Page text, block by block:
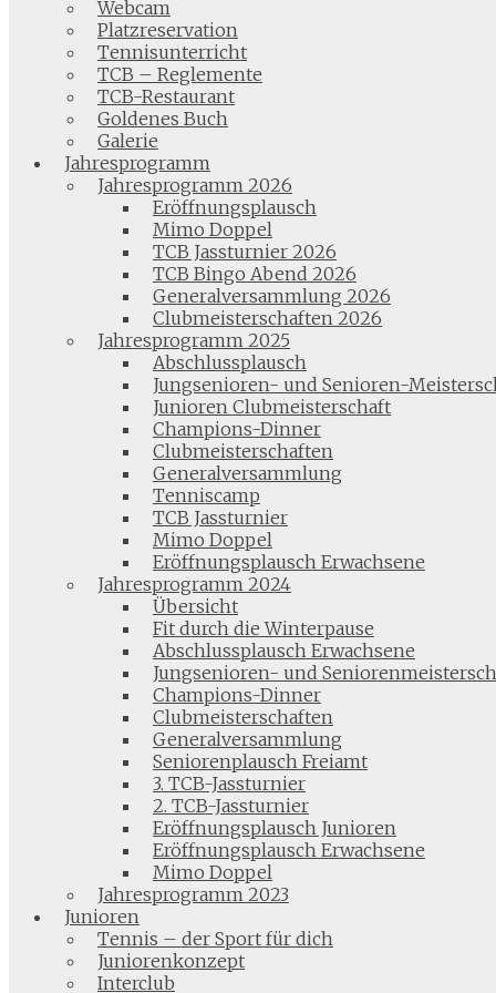
Webcam
Platzreservation
Tennisunterricht
TCB – Reglemente
TCB-Restaurant
Goldenes Buch
Galerie
Jahresprogramm
Jahresprogramm 2026
Eröffnungsplausch
Mimo Doppel
TCB Jassturnier 2026
TCB Bingo Abend 2026
Generalversammlung 2026
Clubmeisterschaften 2026
Jahresprogramm 2025
Abschlussplausch
Jungsenioren- und Senioren-
Junioren Clubmeisterschaft
Champions-Dinner
Clubmeisterschaften
Generalversammlung
Tenniscamp
TCB Jassturnier
Mimo Doppel
Eröffnungsplausch Erwachsene
Jahresprogramm 2024
Übersicht
Fit durch die Winterpause
Abschlussplausch Erwachsene
Jungsenioren- und
Champions-Dinner
Clubmeisterschaften
Generalversammlung
Seniorenplausch Freiamt
3. TCB-Jassturnier
2. TCB-Jassturnier
Eröffnungsplausch Junioren
Eröffnungsplausch Erwachsene
Mimo Doppel
Jahresprogramm 2023
Junioren
Tennis – der Sport für dich
Juniorenkonzept
Interclub